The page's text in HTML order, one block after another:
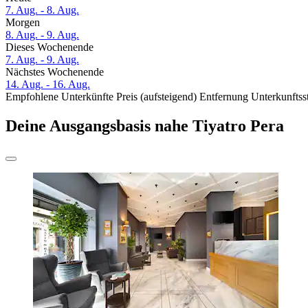
7. Aug. - 8. Aug.
Morgen
8. Aug. - 9. Aug.
Dieses Wochenende
7. Aug. - 9. Aug.
Nächstes Wochenende
14. Aug. - 16. Aug.
Empfohlene Unterkünfte Preis (aufsteigend) Entfernung
Deine Ausgangsbasis nahe Tiyatro Pera